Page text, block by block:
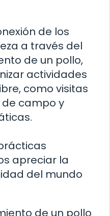
de los
a través del
de un pollo,
actividades
como visitas
campo y
apreciar la
del mundo
de un pollo